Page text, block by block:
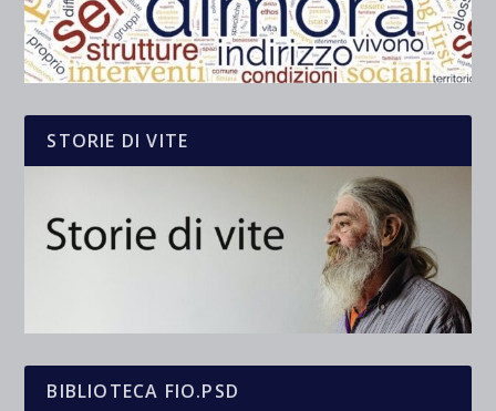
STORIE DI VITE
BIBLIOTECA FIO.PSD